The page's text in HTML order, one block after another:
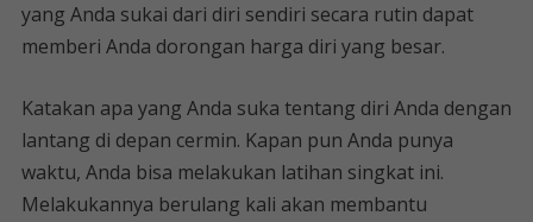
yang Anda sukai dari diri sendiri secara rutin dapat
memberi Anda dorongan harga diri yang besar.
Katakan apa yang Anda suka tentang diri Anda dengan
lantang di depan cermin. Kapan pun Anda punya
waktu, Anda bisa melakukan latihan singkat ini.
Melakukannya berulang kali akan membantu